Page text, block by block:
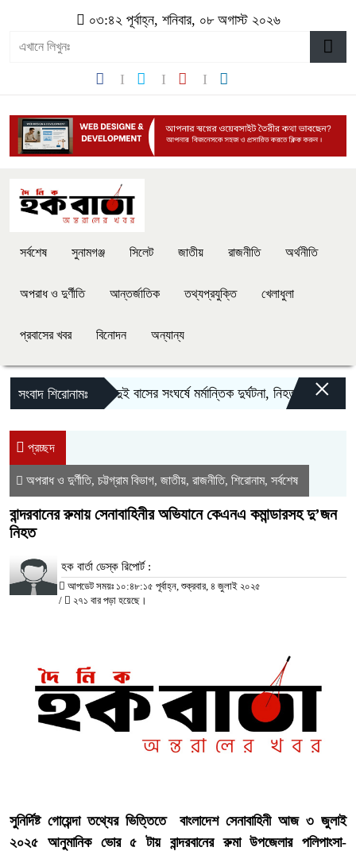
০৩:৪২ পূর্বাহ্ন, শনিবার, ০৮ অগাস্ট ২০২৬
সর্বশেষ সুনামগঞ্জ সিলেট জাতীয় রাজনীতি অর্থনীতি
অপরাধ ও দুর্ণীতি আন্তর্জাতিক তথ্যপ্রযুক্তি খেলাধুলা
প্রবাসের খবর বিনোদন অন্যান্য
সংবাদ শিরোনামঃসিলেটে দুই বাসের সংঘর্ষে মর্মান্তিক দুর্ঘটনা, নিহত ৮ ও আহত ২৫
×
প্রচ্ছদ
অপরাধ ও দুর্ণীতি, চট্টগ্রাম বিভাগ, জাতীয়, রাজনীতি, শিরোনাম, সর্বশেষ
বান্দরবানের রুমায় সেনাবাহিনীর অভিযানে কেএনএ কমান্ডারসহ দু’জন
নিহত
হক বার্তা ডেস্ক রিপোর্ট :
আপডেট সময়ঃ ১০:৪৮:১৫ পূর্বাহ্ন, শুক্রবার, ৪ জুলাই ২০২৫
/
২৭১ বার পড়া হয়েছে।
‎সুনির্দিষ্ট গোয়েন্দা তথ্যের ভিত্তিতে বাংলাদেশ সেনাবাহিনী আজ ৩ জুলাই
২০২৫ আনুমানিক ভোর ৫ টায় বান্দরবানের রুমা উপজেলার পলিপাংসা-